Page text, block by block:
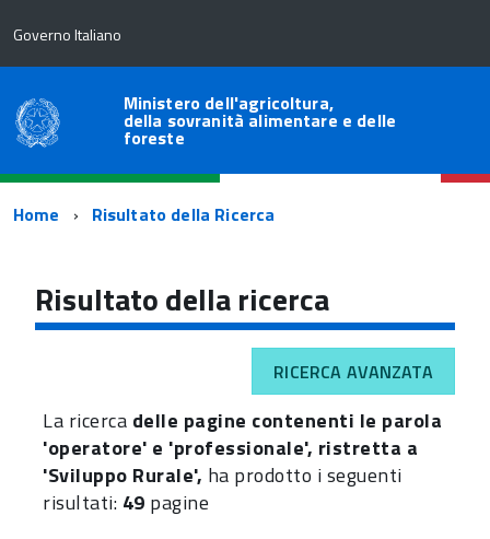
Governo Italiano
Ministero dell'agricoltura,
della sovranità alimentare e delle
foreste
Percorso
navigazione
Home Risultato della Ricerca
Risultato della ricerca
RICERCA AVANZATA
La ricerca delle pagine contenenti le parola
'operatore' e 'professionale', ristretta a
'Sviluppo Rurale', ha prodotto i seguenti
risultati: 49 pagine